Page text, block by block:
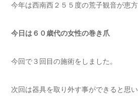
今年は西南西２５５度の荒子観音が恵方
今日は６０歳代の女性の巻き爪
今回で３回目の施術をしました。
次回は器具を取り外す事ができると思い